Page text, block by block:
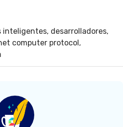
inteligentes, desarrolladores,
computer protocol,